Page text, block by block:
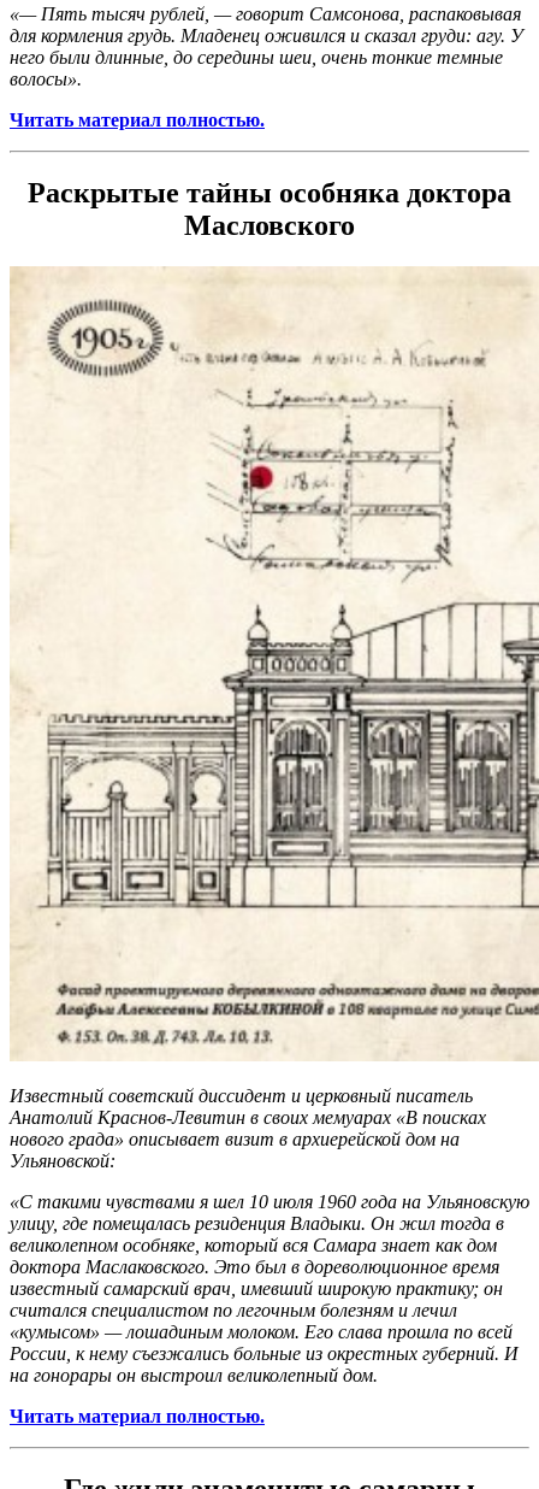
«— Пять тысяч рублей, — говорит Самсонова, распаковывая
для кормления грудь. Младенец оживился и сказал груди: агу. У
него были длинные, до середины шеи, очень тонкие темные
волосы».
Читать материал полностью.
Раскрытые тайны особняка доктора
Масловского
Известный советский диссидент и церковный писатель
Анатолий Краснов-Левитин в своих мемуарах «В поисках
нового града» описывает визит в архиерейской дом на
Ульяновской:
«С такими чувствами я шел 10 июля 1960 года на Ульяновскую
улицу, где помещалась резиденция Владыки. Он жил тогда в
великолепном особняке, который вся Самара знает как дом
доктора Маслаковского. Это был в дореволюционное время
известный самарский врач, имевший широкую практику; он
считался специалистом по легочным болезням и лечил
«кумысом» — лошадиным молоком. Его слава прошла по всей
России, к нему съезжались больные из окрестных губерний. И
на гонорары он выстроил великолепный дом.
Читать материал полностью.